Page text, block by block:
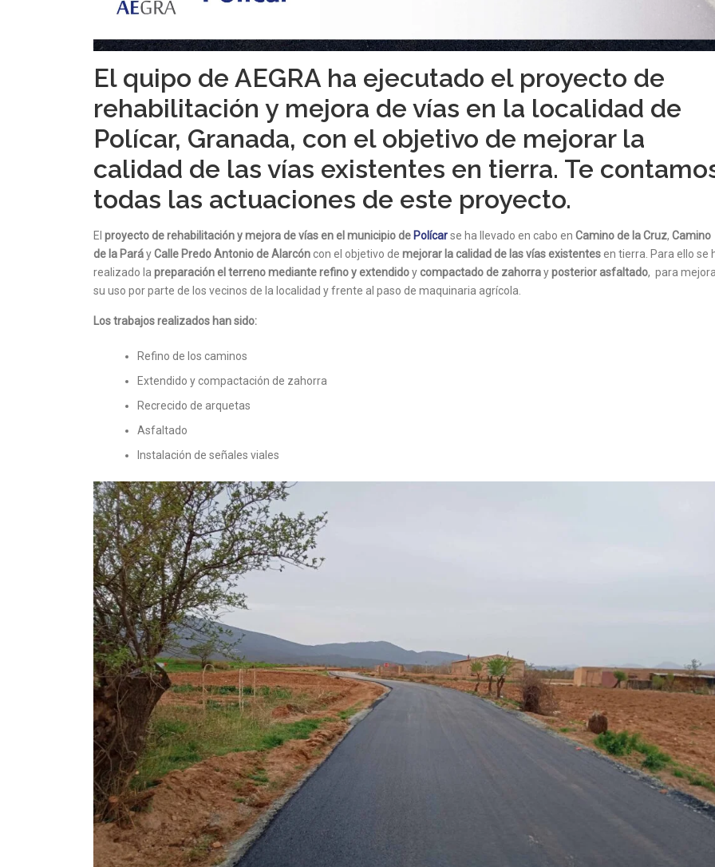
El quipo de AEGRA ha ejecutado el proyecto de
rehabilitación y mejora de vías en la localidad de
Polícar, Granada, con el objetivo de mejorar la
calidad de las vías existentes en tierra. Te
todas las actuaciones de este proyecto.
El proyecto de rehabilitación y mejora de vías en el municipio de Polícarse ha llevado en cabo en Camino de la Cruz, Camino
de la ParáyCalle Predo Antonio de Alarcóncon el objetivo de mejorar la calidad de las vías existentesen tierra. Para ello se
realizado la preparación el terreno mediante refino y extendidoycompactado de zahorrayposterior asfaltado, para
su uso por parte de los vecinos de la localidad y frente al paso de maquinaria agrícola.
Los trabajos realizados han sido:
Refino de los caminos
Extendido y compactación de zahorra
Recrecido de arquetas
Asfaltado
Instalación de señales viales